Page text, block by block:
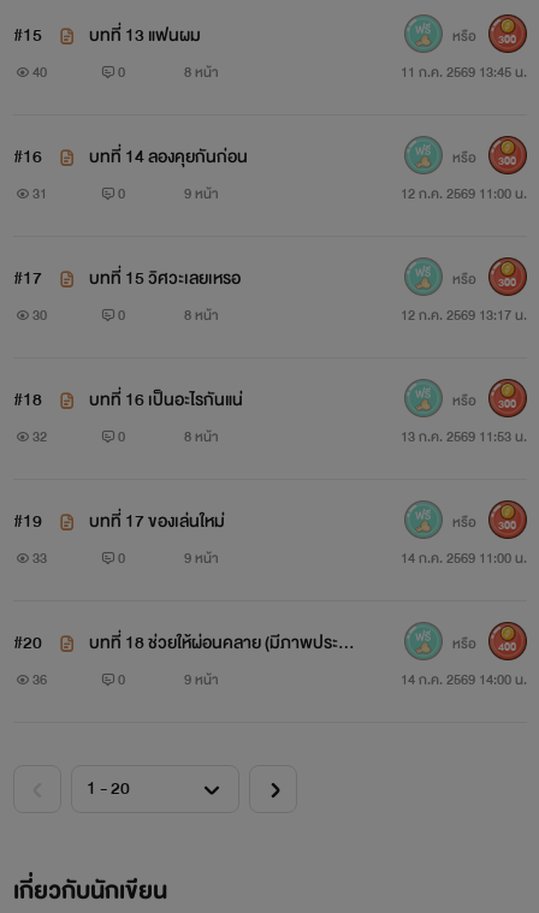
#15 บทที่ 13 แฟนผม
40 0 8 หน้า 11 ก.ค. 2569 13:45 น.
หรือ 300
#16 บทที่ 14 ลองคุยกันก่อน
31 0 9 หน้า 12 ก.ค. 2569 11:00 น.
หรือ 300
#17 บทที่ 15 วิศวะเลยเหรอ
30 0 8 หน้า 12 ก.ค. 2569 13:17 น.
หรือ 300
#18 บทที่ 16 เป็นอะไรกันแน่
32 0 8 หน้า 13 ก.ค. 2569 11:53 น.
หรือ 300
#19 บทที่ 17 ของเล่นใหม่
33 0 9 หน้า 14 ก.ค. 2569 11:00 น.
หรือ 300
#20
บทที่ 18 ช่วยให้ผ่อนคลาย (มีภาพประก
อบ) 🔥🔞
36 0 9 หน้า 14 ก.ค. 2569 14:00 น.
หรือ 400
เกี่ยวกับนักเขียน